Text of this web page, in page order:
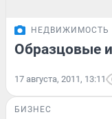
НЕДВИЖИМОСТЬ
Образцовые
17 августа, 2011, 13:11
БИЗНЕС